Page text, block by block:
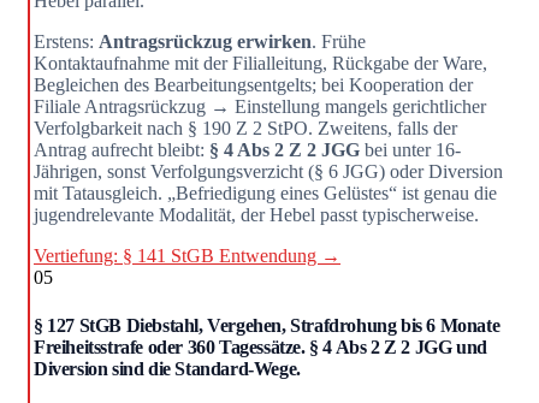
Erstens: Antragsrückzug erwirken. Frühe
Kontaktaufnahme mit der Filialleitung, Rückgabe der Ware,
Begleichen des Bearbeitungsentgelts; bei Kooperation der
Filiale Antragsrückzug → Einstellung mangels gerichtlicher
Verfolgbarkeit nach § 190 Z 2 StPO. Zweitens, falls der
Antrag aufrecht bleibt: § 4 Abs 2 Z 2 JGG bei unter 16-
Jährigen, sonst Verfolgungsverzicht (§ 6 JGG) oder Diversion
mit Tatausgleich. „Befriedigung eines Gelüstes“ ist genau die
jugendrelevante Modalität, der Hebel passt typischerweise.
Vertiefung: § 141 StGB Entwendung →
05
§ 127 StGB Diebstahl, Vergehen, Strafdrohung bis 6 Monate
Freiheitsstrafe oder 360 Tagessätze. § 4 Abs 2 Z 2 JGG und
Diversion sind die Standard-Wege.